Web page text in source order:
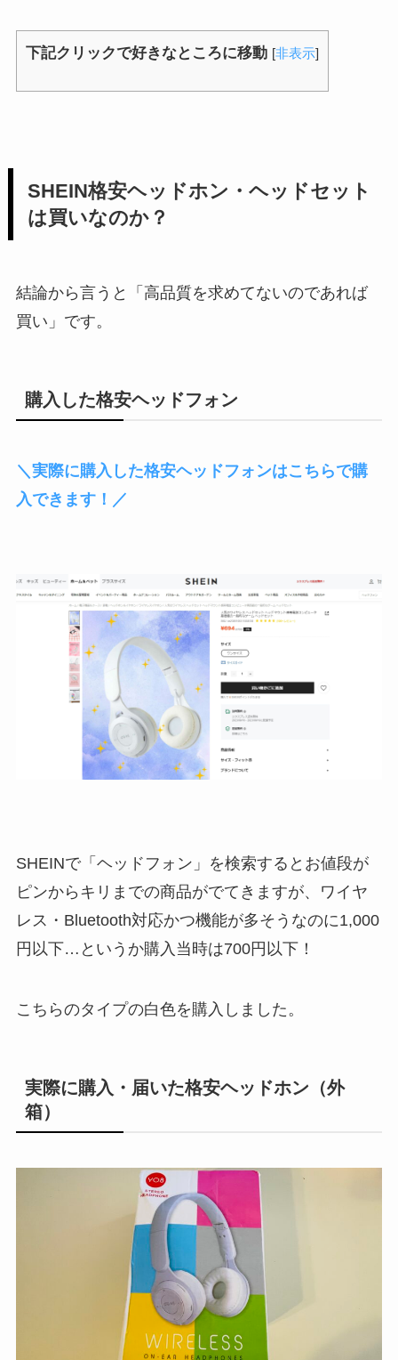
下記クリックで好きなところに移動 [非表示]
SHEIN格安ヘッドホン・ヘッドセット
は買いなのか？
結論から言うと「高品質を求めてないのであれば
買い」です。
購入した格安ヘッドフォン
＼実際に購入した格安ヘッドフォンはこちらで購
入できます！／
SHEINで「ヘッドフォン」を検索するとお値段が
ピンからキリまでの商品がでてきますが、ワイヤ
レス・Bluetooth対応かつ機能が多そうなのに1,000
円以下…というか購入当時は700円以下！
こちらのタイプの白色を購入しました。
実際に購入・届いた格安ヘッドホン（外
箱）